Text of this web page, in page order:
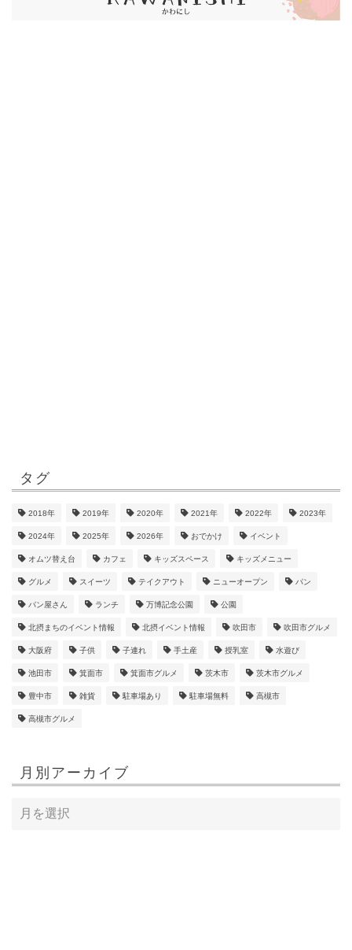
タグ
2018年 2019年 2020年 2021年 2022年 2023年
2024年 2025年 2026年 おでかけ イベント
オムツ替え台 カフェ キッズスペース キッズメニュー
グルメ スイーツ テイクアウト ニューオープン パン
パン屋さん ランチ 万博記念公園 公園
北摂まちのイベント情報 北摂イベント情報 吹田市 吹田市グルメ
大阪府 子供 子連れ 手土産 授乳室 水遊び
池田市 箕面市 箕面市グルメ 茨木市 茨木市グルメ
豊中市 雑貨 駐車場あり 駐車場無料 高槻市
高槻市グルメ
月別アーカイブ